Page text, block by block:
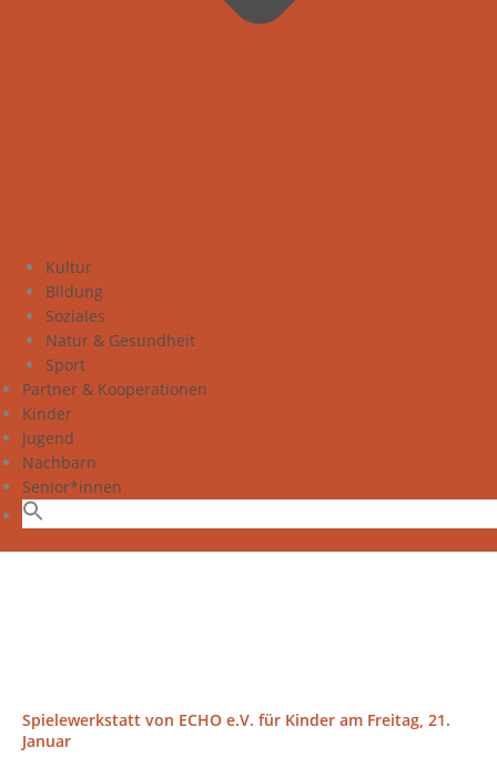
Kultur
Bildung
Soziales
Natur & Gesundheit
Sport
Partner & Kooperationen
Kinder
Jugend
Nachbarn
Senior*innen
Spielewerkstatt von ECHO e.V. für Kinder am Freitag, 21.
Januar